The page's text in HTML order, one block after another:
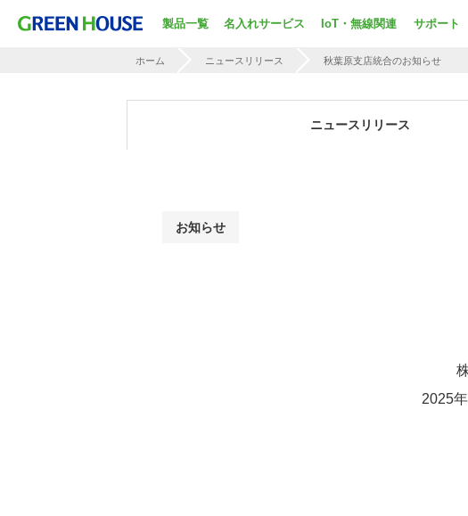
製品一覧 名入れサービス IoT・無線関連 サポート
ホーム ニュースリリース 秋葉原支店統合のお知らせ
ニュースリリース
お知らせ
2025